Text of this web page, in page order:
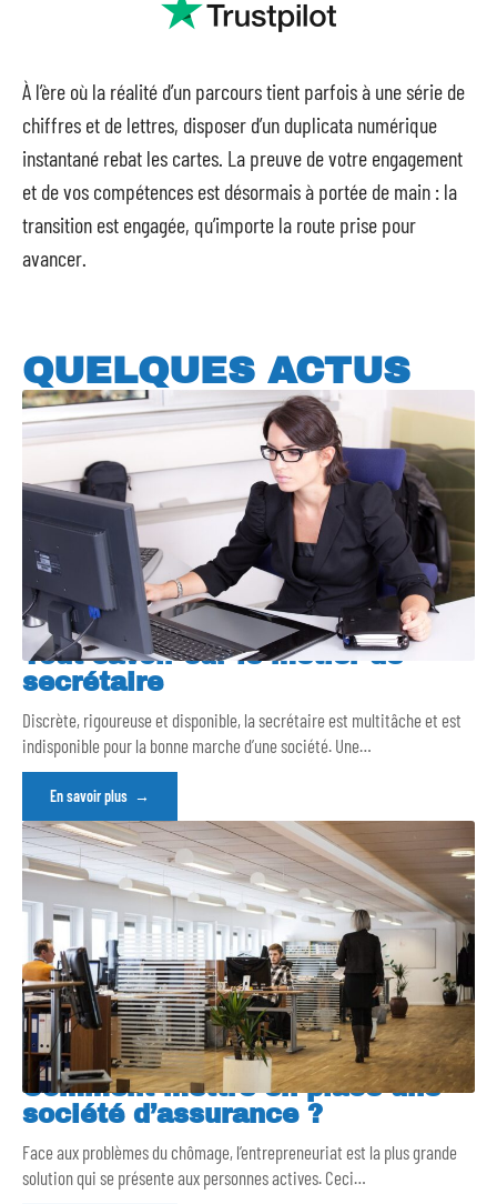
À l’ère où la réalité d’un parcours tient parfois à une série de
chiffres et de lettres, disposer d’un duplicata numérique
instantané rebat les cartes. La preuve de votre engagement
et de vos compétences est désormais à portée de main : la
transition est engagée, qu’importe la route prise pour
avancer.
QUELQUES ACTUS
Tout savoir sur le métier de
secrétaire
Discrète, rigoureuse et disponible, la secrétaire est multitâche et est
indisponible pour la bonne marche d’une société. Une…
En savoir plus
Comment mettre en place une
société d’assurance ?
Face aux problèmes du chômage, l’entrepreneuriat est la plus grande
solution qui se présente aux personnes actives. Ceci…